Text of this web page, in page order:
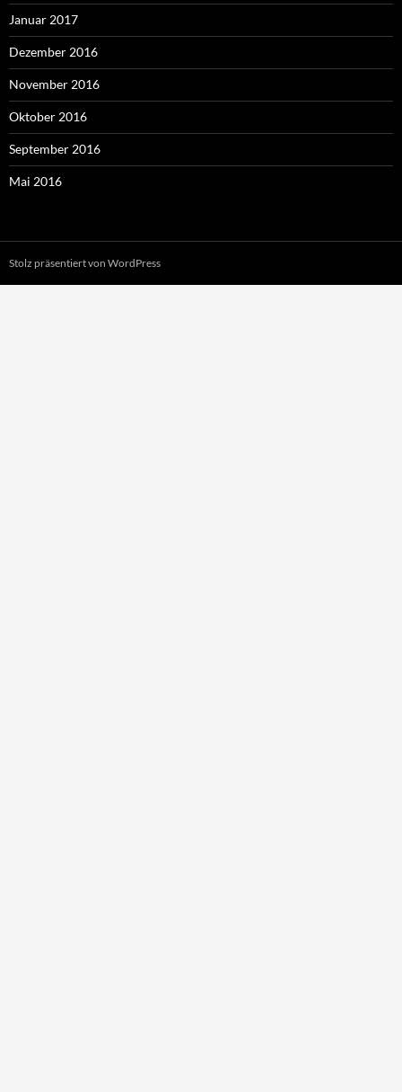
Januar 2017
Dezember 2016
November 2016
Oktober 2016
September 2016
Mai 2016
Stolz präsentiert von WordPress